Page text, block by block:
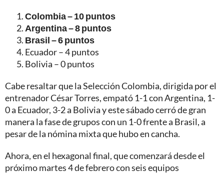
Colombia – 10 puntos
Argentina – 8 puntos
Brasil – 6 puntos
Ecuador – 4 puntos
Bolivia – 0 puntos
Cabe resaltar que la Selección Colombia, dirigida por el
entrenador César Torres, empató 1-1 con Argentina, 1-
0 a Ecuador, 3-2 a Bolivia y este sábado cerró de gran
manera la fase de grupos con un 1-0 frente a Brasil, a
pesar de la nómina mixta que hubo en cancha.
Ahora, en el hexagonal final, que comenzará desde el
próximo martes 4 de febrero con seis equipos